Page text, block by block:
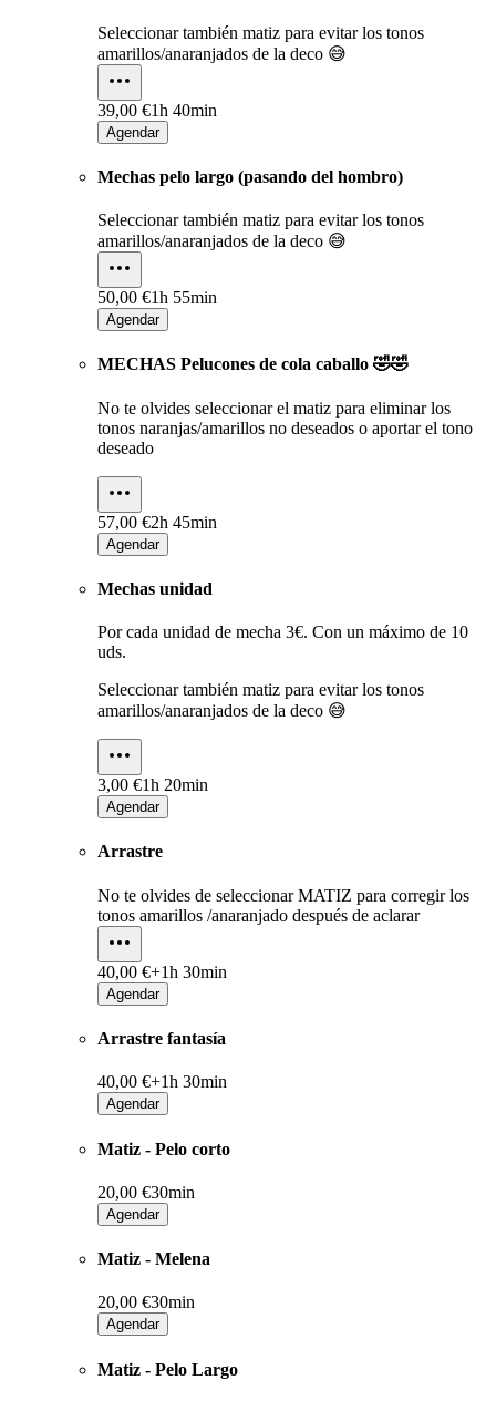
Seleccionar también matiz para evitar los tonos
amarillos/anaranjados de la deco 😅
39,00 €1h 40min
Agendar
Mechas pelo largo (pasando del hombro)
Seleccionar también matiz para evitar los tonos
amarillos/anaranjados de la deco 😅
50,00 €1h 55min
Agendar
MECHAS Pelucones de cola caballo 🤣🤣
No te olvides seleccionar el matiz para eliminar los
tonos naranjas/amarillos no deseados o aportar el tono
deseado
57,00 €2h 45min
Agendar
Mechas unidad
Por cada unidad de mecha 3€. Con un máximo de 10
uds.
Seleccionar también matiz para evitar los tonos
amarillos/anaranjados de la deco 😅
3,00 €1h 20min
Agendar
Arrastre
No te olvides de seleccionar MATIZ para corregir los
tonos amarillos /anaranjado después de aclarar
40,00 €+1h 30min
Agendar
Arrastre fantasía
40,00 €+1h 30min
Agendar
Matiz - Pelo corto
20,00 €30min
Agendar
Matiz - Melena
20,00 €30min
Agendar
Matiz - Pelo Largo